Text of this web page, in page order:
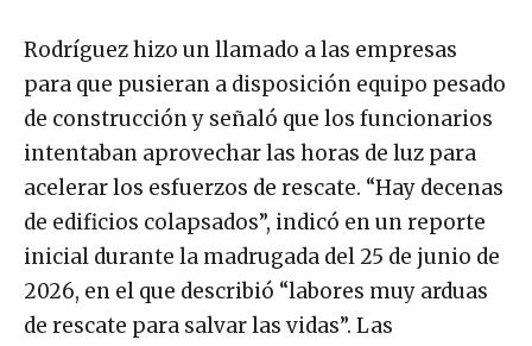
Rodríguez hizo un llamado a las empresas
para que pusieran a disposición equipo pesado
de construcción y señaló que los funcionarios
intentaban aprovechar las horas de luz para
acelerar los esfuerzos de rescate. “Hay decenas
de edificios colapsados”, indicó en un reporte
inicial durante la madrugada del 25 de junio de
2026, en el que describió “labores muy arduas
de rescate para salvar las vidas”. Las